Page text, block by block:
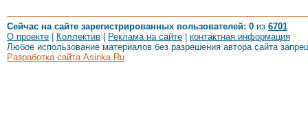
Сейчас на сайте зарегистрированных пользователей: 0 из 6701
О проекте
Коллектив Реклама на сайте
контактная информация
Любое использование материалов без разрешения автора сайта
Разработка сайта Asinka.Ru